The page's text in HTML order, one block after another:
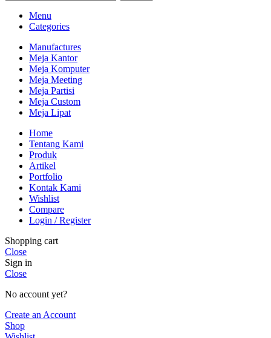
Menu
Categories
Manufactures
Meja Kantor
Meja Komputer
Meja Meeting
Meja Partisi
Meja Custom
Meja Lipat
Home
Tentang Kami
Produk
Artikel
Portfolio
Kontak Kami
Wishlist
Compare
Login / Register
Shopping cart
Close
Sign in
Close
No account yet?
Create an Account
Shop